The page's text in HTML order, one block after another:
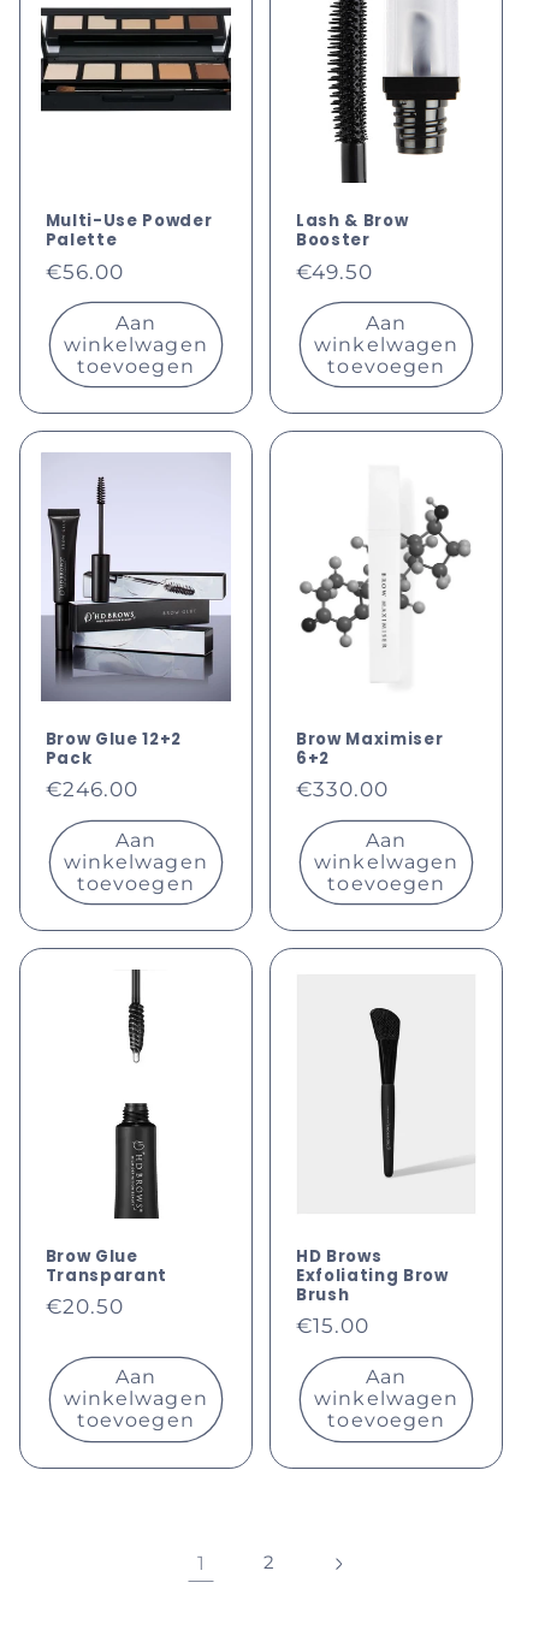
Multi-Use Powder
Palette
Normale
prijs
€56.00
Aan
winkelwagen
toevoegen
Lash & Brow
Booster
Normale
prijs
€49.50
Aan
winkelwagen
toevoegen
Brow Glue 12+2
Pack
Normale
prijs
€246.00
Aan
winkelwagen
toevoegen
Brow Maximiser
6+2
Normale
prijs
€330.00
Aan
winkelwagen
toevoegen
Brow Glue
Transparant
Normale
€20.50
Aan
winkelwagen
toevoegen
HD Brows
Exfoliating Brow
Brush
Normale
prijs
€15.00
Aan
winkelwagen
toevoegen
1 2